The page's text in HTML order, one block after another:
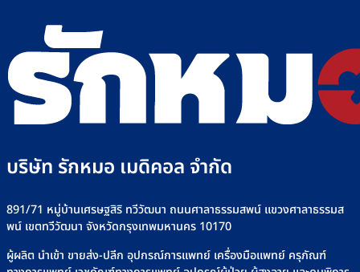
บริษัท รักหมอ เมดิคอล จำกัด
891/71 หมู่บ้านเศรษฐสิริ ทวีวัฒนา ถนนศาลาธรรมสพน์ แขวงศาลาธรรมส
พน์ เขตทวีวัฒนา จังหวัดกรุงเทพมหานคร 10170
ผู้ผลิต นำเข้า ขายส่ง-ปลีก อุปกรณ์การแพทย์ เครื่องมือแพทย์ ครุภัณฑ์